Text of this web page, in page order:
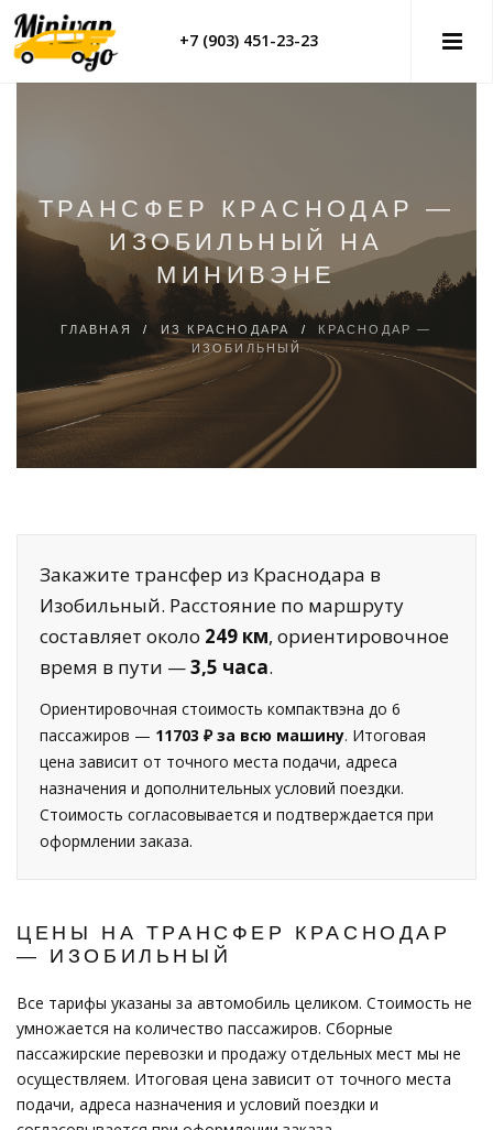
+7 (903) 451-23-23
ТРАНСФЕР КРАСНОДАР —
ИЗОБИЛЬНЫЙ НА
МИНИВЭНЕ
ГЛАВНАЯ / ИЗ КРАСНОДАРА / КРАСНОДАР —
ИЗОБИЛЬНЫЙ
Закажите трансфер из Краснодара в
Изобильный. Расстояние по маршруту
составляет около 249 км, ориентировочное
время в пути —3,5 часа.
Ориентировочная стоимость компактвэна до 6
пассажиров — 11703 ₽ за всю машину. Итоговая
цена зависит от точного места подачи, адреса
назначения и дополнительных условий поездки.
Стоимость согласовывается и подтверждается при
оформлении заказа.
ЦЕНЫ НА ТРАНСФЕР КРАСНОДАР
— ИЗОБИЛЬНЫЙ
Все тарифы указаны за автомобиль целиком. Стоимость не
умножается на количество пассажиров. Сборные
пассажирские перевозки и продажу отдельных мест мы не
осуществляем. Итоговая цена зависит от точного места
подачи, адреса назначения и условий поездки и